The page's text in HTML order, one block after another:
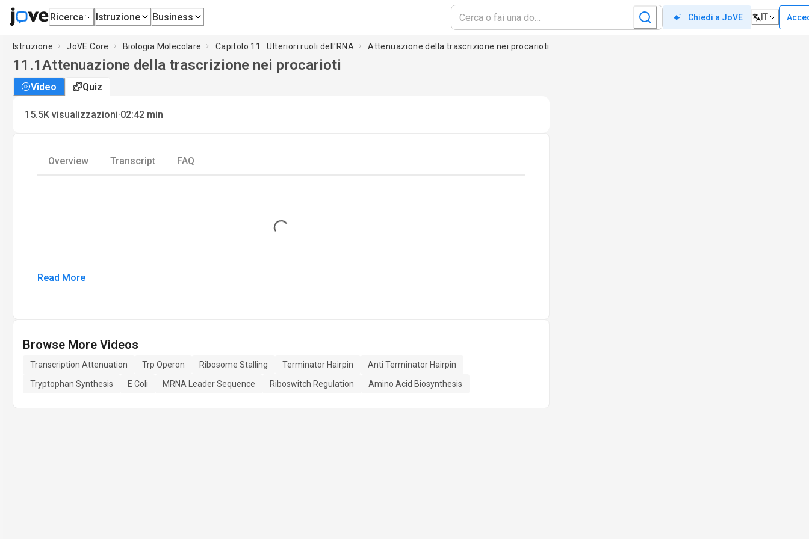
Ricerca Istruzione Business Chiedi a JoVE IT
Istruzione JoVE Core Biologia Molecolare Capitolo 11 : Ulteriori ruoli dell'RNA Attenuazione della trascrizione nei procarioti
11.1Attenuazione della trascrizione nei procarioti
Video Quiz
15.5K visualizzazioni·02:42 min
Overview Transcript FAQ
Loading...
Read More
Browse More Videos
Transcription Attenuation Trp Operon Ribosome Stalling Terminator Hairpin
Anti Terminator Hairpin
Tryptophan Synthesis
E Coli MRNA Leader Sequence Riboswitch Regulation Amino Acid Biosynthesis